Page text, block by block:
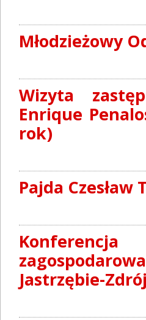
Młodzieżowy
Wizyta
Enrique
rok)
Pajda Czesław
Jastrzębie-